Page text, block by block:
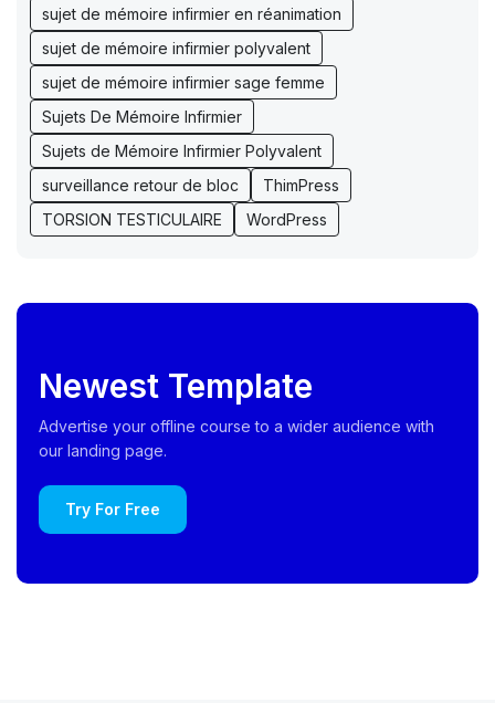
sujet de mémoire infirmier en réanimation
sujet de mémoire infirmier polyvalent
sujet de mémoire infirmier sage femme
Sujets De Mémoire Infirmier
Sujets de Mémoire Infirmier Polyvalent
surveillance retour de bloc
ThimPress
TORSION TESTICULAIRE
WordPress
Newest Template
Advertise your offline course to a wider audience with
our landing page.
Try For Free